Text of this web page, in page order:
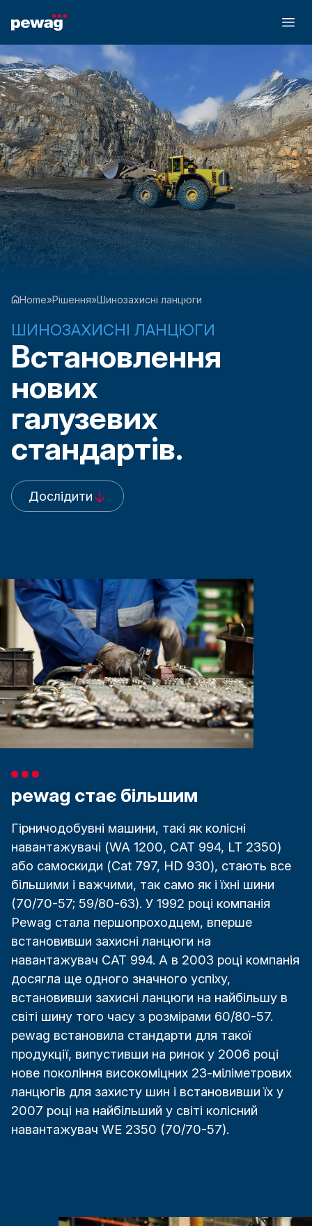
Home»Рішення»Шинозахисні ланцюги
ШИНОЗАХИСНІ ЛАНЦЮГИ
Встановлення
нових
галузевих
стандартів.
Дослідити
pewag стає більшим
Гірничодобувні машини, такі як колісні
навантажувачі (WA 1200, CAT 994, LT 2350)
або самоскиди (Cat 797, HD 930), стають все
більшими і важчими, так само як і їхні шини
(70/70-57; 59/80-63). У 1992 році компанія
Pewag стала першопроходцем, вперше
встановивши захисні ланцюги на
навантажувач CAT 994. А в 2003 році компанія
досягла ще одного значного успіху,
встановивши захисні ланцюги на найбільшу в
світі шину того часу з розмірами 60/80-57.
pewag встановила стандарти для такої
продукції, випустивши на ринок у 2006 році
нове покоління високоміцних 23-міліметрових
ланцюгів для захисту шин і встановивши їх у
2007 році на найбільший у світі колісний
навантажувач WE 2350 (70/70-57).